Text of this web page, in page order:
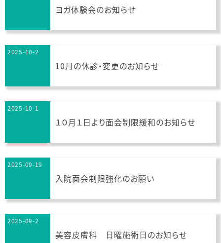
ヨガ体験会のお知らせ
2025-10-2
10月の休診・変更のお知らせ
2025-10-1
１０月１日より面会制限緩和のお知らせ
2025-09-19
入院面会制限強化のお願い
2025-09-2
美容皮膚科 日曜施術日のお知らせ